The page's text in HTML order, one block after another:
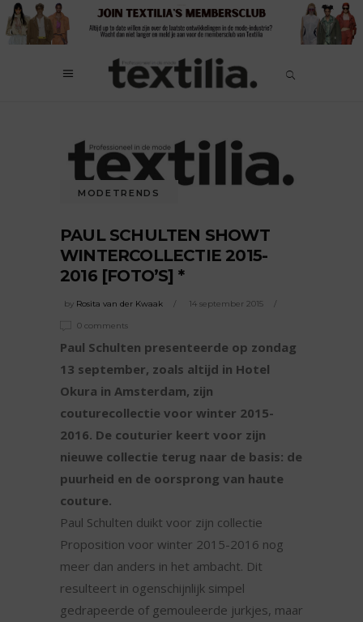
MODETRENDS
PAUL SCHULTEN SHOWT
WINTERCOLLECTIE 2015-
2016 [FOTO’S] *
by Rosita van der Kwaak 14 september 2015
0 comments
Paul Schulten presenteerde op zondag
13 september, zoals altijd in Hotel
Okura in Amsterdam, zijn
couturecollectie voor winter 2015-
2016. De couturier keert voor zijn
nieuwe collectie terug naar de basis: de
puurheid en de oorsprong van haute
couture.
Paul Schulten duikt voor zijn collectie
Proposition voor winter 2015-2016 nog
meer dan anders in het ambacht. Dit
resulteert in ogenschijnlijk simpel
gedrapeerde of gemouleerde jurkjes, maar